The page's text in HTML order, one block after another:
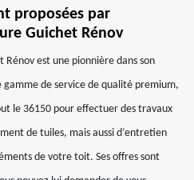
proposées par
Guichet Rénov
Rénov est une pionnière dans son
de service de qualité premium,
le 36150 pour effectuer des travaux
de tuiles, mais aussi d’entretien
de votre toit. Ses offres sont